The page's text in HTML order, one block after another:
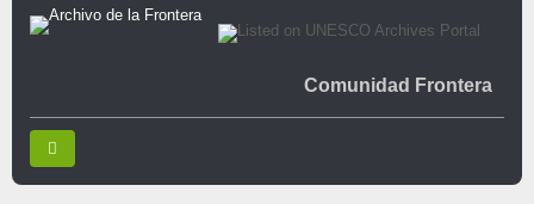
Comunidad Frontera